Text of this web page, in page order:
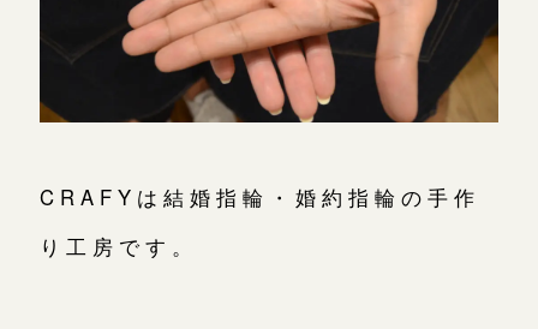
CRAFYは結婚指輪・婚約指輪の手作
り工房です。